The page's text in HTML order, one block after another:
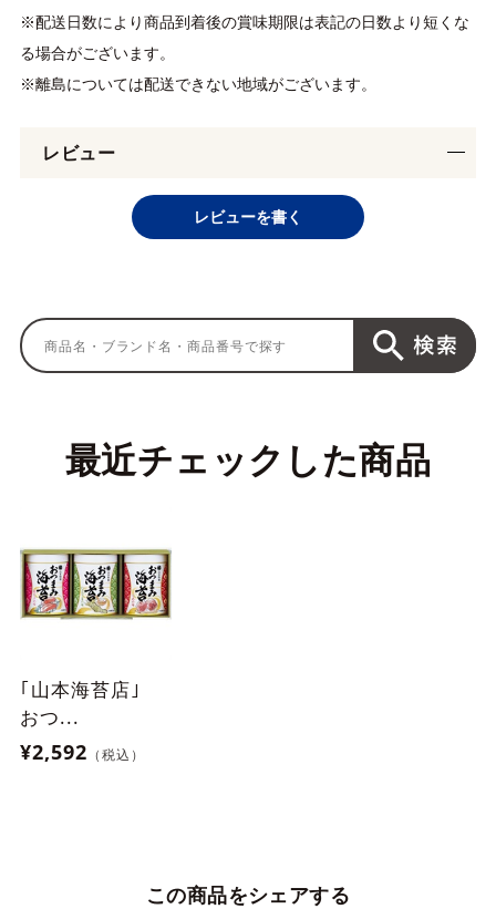
※配送日数により商品到着後の賞味期限は表記の日数より短くな
る場合がございます。
※離島については配送できない地域がございます。
レビュー
レビューを書く
最近チェックした商品
｢山本海苔店｣
おつ...
¥2,592 （税込）
この商品をシェアする